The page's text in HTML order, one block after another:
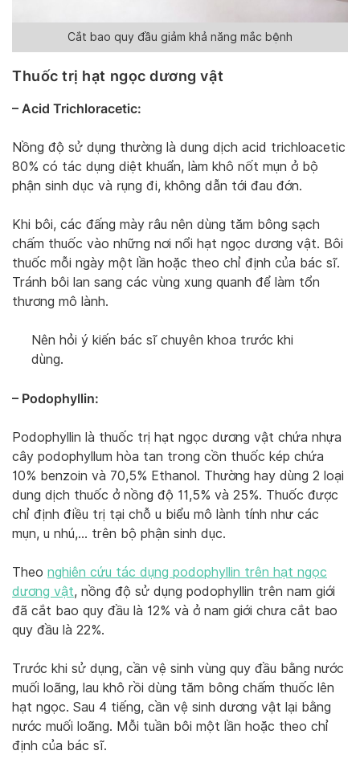
Cắt bao quy đầu giảm khả năng mắc bệnh
Thuốc trị hạt ngọc dương vật
– Acid Trichloracetic:
Nồng độ sử dụng thường là dung dịch acid trichloacetic
80% có tác dụng diệt khuẩn, làm khô nốt mụn ở bộ
phận sinh dục và rụng đi, không dẫn tới đau đớn.
Khi bôi, các đấng mày râu nên dùng tăm bông sạch
chấm thuốc vào những nơi nổi hạt ngọc dương vật. Bôi
thuốc mỗi ngày một lần hoặc theo chỉ định của bác sĩ.
Tránh bôi lan sang các vùng xung quanh để làm tổn
thương mô lành.
Nên hỏi ý kiến bác sĩ chuyên khoa trước khi
dùng.
– Podophyllin:
Podophyllin là thuốc trị hạt ngọc dương vật chứa nhựa
cây podophyllum hòa tan trong cồn thuốc kép chứa
10% benzoin và 70,5% Ethanol. Thường hay dùng 2 loại
dung dịch thuốc ở nồng độ 11,5% và 25%. Thuốc được
chỉ định điều trị tại chỗ u biểu mô lành tính như các
mụn, u nhú,… trên bộ phận sinh dục.
Theo nghiên cứu tác dụng podophyllin trên hạt ngọc
dương vật, nồng độ sử dụng podophyllin trên nam giới
đã cắt bao quy đầu là 12% và ở nam giới chưa cắt bao
quy đầu là 22%.
Trước khi sử dụng, cần vệ sinh vùng quy đầu bằng nước
muối loãng, lau khô rồi dùng tăm bông chấm thuốc lên
hạt ngọc. Sau 4 tiếng, cần vệ sinh dương vật lại bằng
nước muối loãng. Mỗi tuần bôi một lần hoặc theo chỉ
định của bác sĩ.